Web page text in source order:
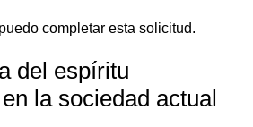
completar esta solicitud.
del espíritu
la sociedad actual